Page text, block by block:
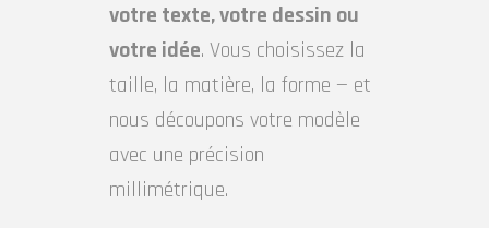
votre texte, votre dessin ou
votre idée. Vous choisissez la
taille, la matière, la forme — et
nous découpons votre modèle
avec une précision
millimétrique.